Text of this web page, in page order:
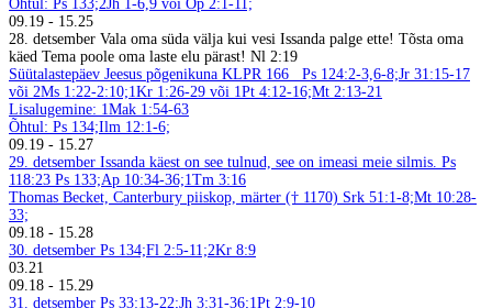
Õhtul: Ps 133;2Jh 1-6,9 või Õp 2:1-11;
09.19 - 15.25
28. detsember Vala oma süda välja kui vesi Issanda palge ette! Tõsta oma
käed Tema poole oma laste elu pärast! Nl 2:19
Süütalastepäev Jeesus põgenikuna KLPR 166
Ps 124:2-3,6-8;Jr 31:15-17
või 2Ms 1:22-2:10;1Kr 1:26-29 või 1Pt 4:12-16;Mt 2:13-21
Lisalugemine: 1Mak 1:54-63
Õhtul: Ps 134;Ilm 12:1-6;
09.19 - 15.27
29. detsember Issanda käest on see tulnud, see on imeasi meie silmis. Ps
118:23 Ps 133;Ap 10:34-36;1Tm 3:16
Thomas Becket, Canterbury piiskop, märter († 1170) Srk 51:1-8;Mt 10:28-
33;
09.18 - 15.28
30. detsember Ps 134;Fl 2:5-11;2Kr 8:9
03.21
09.18 - 15.29
31. detsember Ps 33:13-22;Jh 3:31-36;1Pt 2:9-10